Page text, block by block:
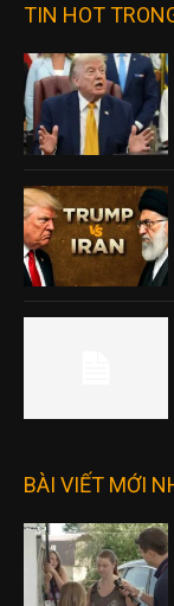
TIN HOT
BÀI VIẾT MỚI